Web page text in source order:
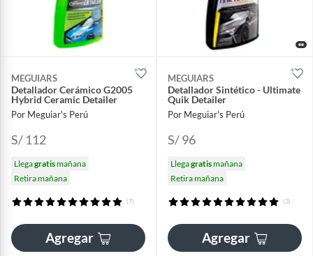
MEGUIARS
Detallador Cerámico G2005
Hybrid Ceramic Detailer
Por Meguiar's Perú
S/ 112
Llegagratismañana
Retira mañana
(7)
Agregar
MEGUIARS
Detallador Sintético - Ultimate
Quik Detailer
Por Meguiar's Perú
S/ 96
Llegagratismañana
Retira mañana
(3)
Agregar